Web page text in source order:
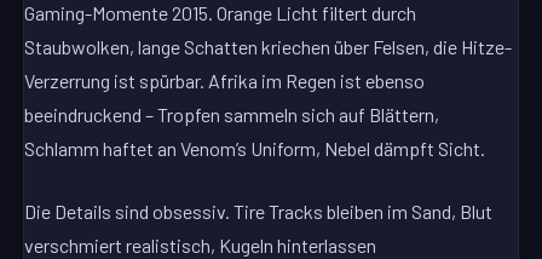
Gaming-Momente 2015. Orange Licht filtert durch
Staubwolken, lange Schatten kriechen über Felsen, die Hitze-
Verzerrung ist spürbar. Afrika im Regen ist ebenso
beeindruckend – Tropfen sammeln sich auf Blättern,
Schlamm haftet an Venom’s Uniform, Nebel dämpft Sicht.
Die Details sind obsessiv. Tire Tracks bleiben im Sand, Blut
verschmiert realistisch, Kugeln hinterlassen